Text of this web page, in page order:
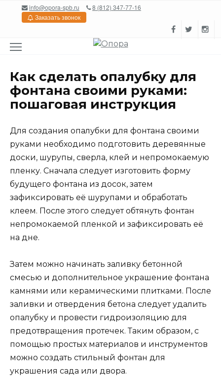
Перейтиinfo@opora-spb.ru
8 (812) 347-77-16
Заказать звонок
Как сделать опалубку для
фонтана своими руками:
пошаговая инструкция
Для создания опалубки для фонтана своими
руками необходимо подготовить деревянные
доски, шурупы, сверла, клей и непромокаемую
пленку. Сначала следует изготовить форму
будущего фонтана из досок, затем
зафиксировать её шурупами и обработать
клеем. После этого следует обтянуть фонтан
непромокаемой пленкой и зафиксировать её
на дне.
Затем можно начинать заливку бетонной
смесью и дополнительное украшение фонтана
камнями или керамическими плитками. После
заливки и отвердения бетона следует удалить
опалубку и провести гидроизоляцию для
предотвращения протечек. Таким образом, с
помощью простых материалов и инструментов
можно создать стильный фонтан для
украшения сада или двора.